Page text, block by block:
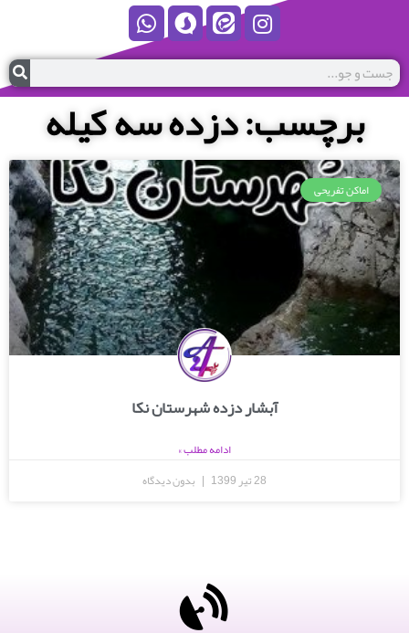
برچسب: دزده سه کیله
اماکن تفریحی
آبشار دزده شهرستان نکا
ادامه مطلب »
28 تیر 1399
بدون دیدگاه